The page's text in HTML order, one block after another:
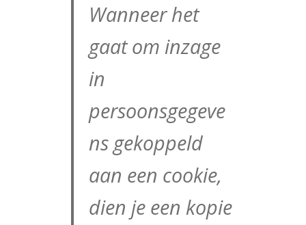
Wanneer het
gaat om inzage
in
persoonsgegeve
ns gekoppeld
aan een cookie,
dien je een kopie